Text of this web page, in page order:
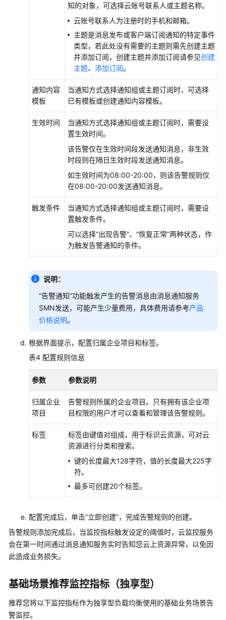
高
级
能
ELB
用
SDK
视
频
帮
助
文
档
下
载
知的对象，可选择云账号联系人或主题名称。
云账号联系人为注册时的手机和邮箱。
主题是消息发布或客户端订阅通知的特定事件
类型，若此处没有需要的主题则需先创建主题
并添加订阅，创建主题并添加订阅请参见创建
主题、 添加订阅。
通知内容
模板
当通知方式选择通知组或主题订阅时，可选择
已有模板或创建通知内容模板。
生效时间
当通知方式选择通知组或主题订阅时，需要设
置生效时间。
该告警仅在生效时间段发送通知消息，非生效
时段则在隔日生效时段发送通知消息。
如生效时间为08:00-20:00，则该告警规则仅
在08:00-20:00发送通知消息。
触发条件
当通知方式选择通知组或主题订阅时，需要设
置触发条件。
可以选择“出现告警”、“恢复正常”两种状态，作
为触发告警通知的条件。
说明：
“告警通知”功能触发产生的告警消息由消息通知服务
SMN发送，可能产生少量费用，具体费用请参考产品
价格说明。
根据界面提示，配置归属企业项目和标签。
表4 配置规则信息
参数 参数说明
归属企业
项目
告警规则所属的企业项目。只有拥有该企业项
目权限的用户才可以查看和管理该告警规则。
标签
标签由键值对组成，用于标识云资源，可对云
资源进行分类和搜索。
键的长度最大128字符，值的长度最大225字
符。
最多可创建20个标签。
配置完成后，单击“立即创建”，完成告警规则的创建。
告警规则添加完成后，当监控指标触发设定的阈值时，云监控服务
会在第一时间通过消息通知服务实时告知您云上资源异常，以免因
此造成业务损失。
基础场景推荐监控指标（独享型）
推荐您将以下监控指标作为独享型负载均衡使用的基础业务场景告
警监控。